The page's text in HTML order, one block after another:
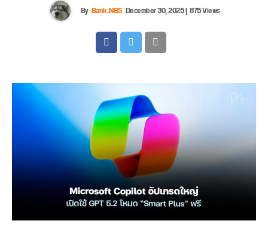
By Bank_NBS December 30, 2025|875 Views